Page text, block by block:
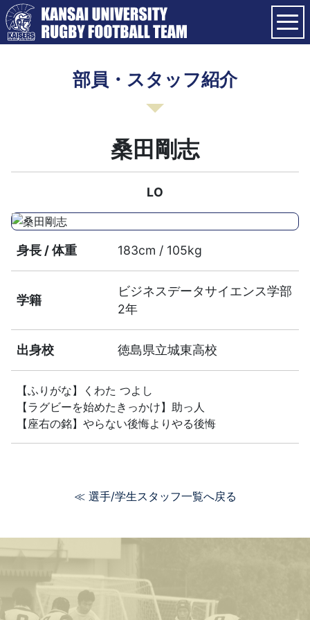
部員・スタッフ紹介
桑田剛志
LO
身長 / 体重 183cm / 105kg
学籍
ビジネスデータサイエンス学部
2年
出身校 徳島県立城東高校
【ふりがな】くわた つよし
【ラグビーを始めたきっかけ】助っ人
【座右の銘】やらない後悔よりやる後悔
≪ 選手/学生スタッフ一覧へ戻る